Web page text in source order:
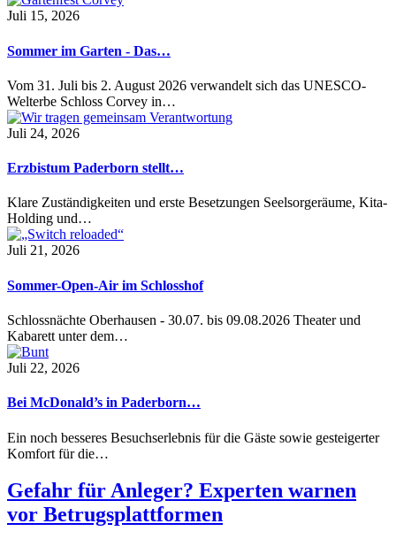
Juli 15, 2026
Sommer im Garten - Das…
Vom 31. Juli bis 2. August 2026 verwandelt sich das UNESCO-
Welterbe Schloss Corvey in…
Juli 24, 2026
Erzbistum Paderborn stellt…
Klare Zuständigkeiten und erste Besetzungen Seelsorgeräume, Kita-
Holding und…
Juli 21, 2026
Sommer-Open-Air im Schlosshof
Schlossnächte Oberhausen - 30.07. bis 09.08.2026 Theater und
Kabarett unter dem…
Juli 22, 2026
Bei McDonald’s in Paderborn…
Ein noch besseres Besuchserlebnis für die Gäste sowie gesteigerter
Komfort für die…
Gefahr für Anleger? Experten warnen
vor Betrugsplattformen